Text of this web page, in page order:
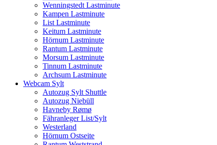
Wenningstedt Lastminute
Kampen Lastminute
List Lastminute
Keitum Lastminute
Hörnum Lastminute
Rantum Lastminute
Morsum Lastminute
Tinnum Lastminute
Archsum Lastminute
Webcam Sylt
Autozug Sylt Shuttle
Autozug Niebüll
Havneby Rømø
Fähranleger List/Sylt
Westerland
Hörnum Ostseite